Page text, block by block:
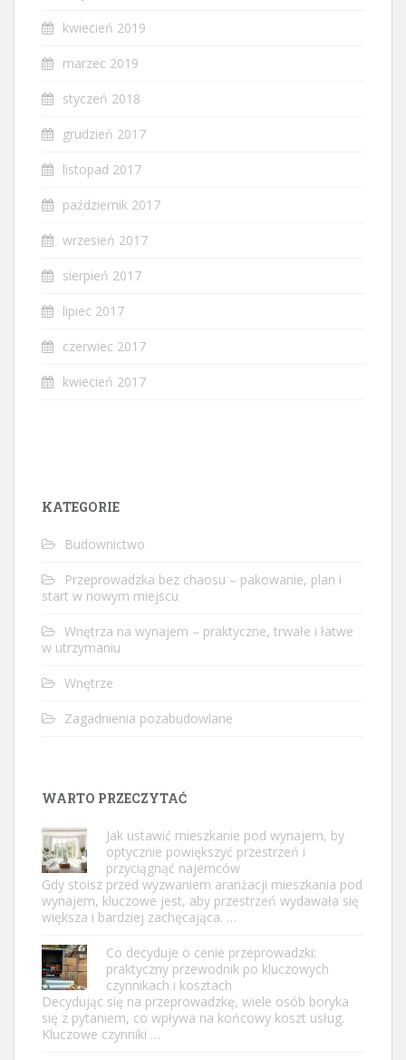
kwiecień 2019
marzec 2019
styczeń 2018
grudzień 2017
listopad 2017
październik 2017
wrzesień 2017
sierpień 2017
lipiec 2017
czerwiec 2017
kwiecień 2017
KATEGORIE
Budownictwo
Przeprowadzka bez chaosu – pakowanie, plan i
start w nowym miejscu
Wnętrza na wynajem – praktyczne, trwałe i łatwe
w utrzymaniu
Wnętrze
Zagadnienia pozabudowlane
WARTO PRZECZYTAĆ
Jak ustawić mieszkanie pod wynajem, by
optycznie powiększyć przestrzeń i
przyciągnąć najemców
Gdy stoisz przed wyzwaniem aranżacji mieszkania pod
wynajem, kluczowe jest, aby przestrzeń wydawała się
większa i bardziej zachęcająca. …
Co decyduje o cenie przeprowadzki:
praktyczny przewodnik po kluczowych
czynnikach i kosztach
Decydując się na przeprowadzkę, wiele osób boryka
się z pytaniem, co wpływa na końcowy koszt usług.
Kluczowe czynniki …